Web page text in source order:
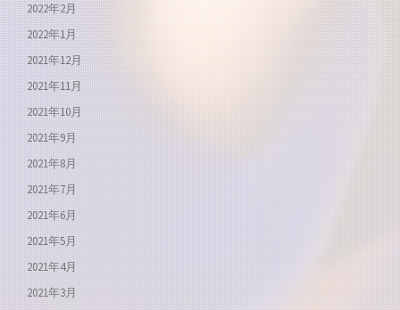
2022年2月
2022年1月
2021年12月
2021年11月
2021年10月
2021年9月
2021年8月
2021年7月
2021年6月
2021年5月
2021年4月
2021年3月